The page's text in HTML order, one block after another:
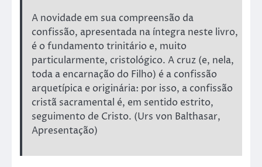
A novidade em sua compreensão da
confissão, apresentada na íntegra neste livro,
é o fundamento trinitário e, muito
particularmente, cristológico. A cruz (e, nela,
toda a encarnação do Filho) é a confissão
arquetípica e originária: por isso, a confissão
cristã sacramental é, em sentido estrito,
seguimento de Cristo. (Urs von Balthasar,
Apresentação)